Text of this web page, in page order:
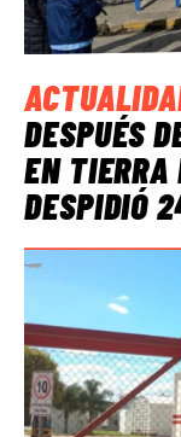
DESPUÉS
EN TIERRA
DESPIDIÓ